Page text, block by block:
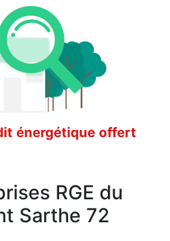
énergétique offert
RGE du
Sarthe 72